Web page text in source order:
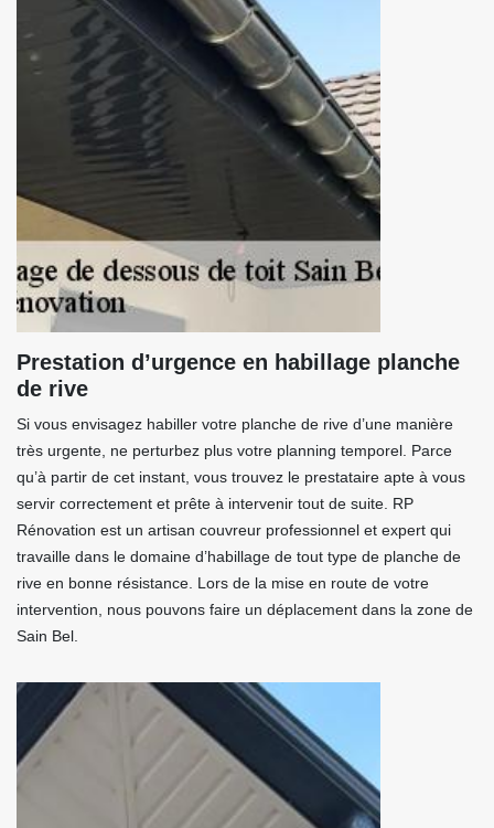
Prestation d’urgence en habillage planche
de rive
Si vous envisagez habiller votre planche de rive d’une manière
très urgente, ne perturbez plus votre planning temporel. Parce
qu’à partir de cet instant, vous trouvez le prestataire apte à vous
servir correctement et prête à intervenir tout de suite. RP
Rénovation est un artisan couvreur professionnel et expert qui
travaille dans le domaine d’habillage de tout type de planche de
rive en bonne résistance. Lors de la mise en route de votre
intervention, nous pouvons faire un déplacement dans la zone de
Sain Bel.